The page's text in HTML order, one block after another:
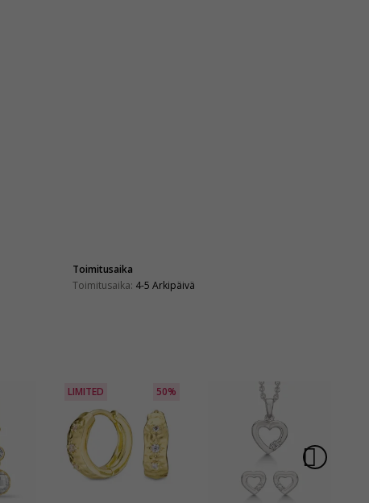
Toimitusaika
Toimitusaika: 4-5 Arkipäivä
LIMITED 50%